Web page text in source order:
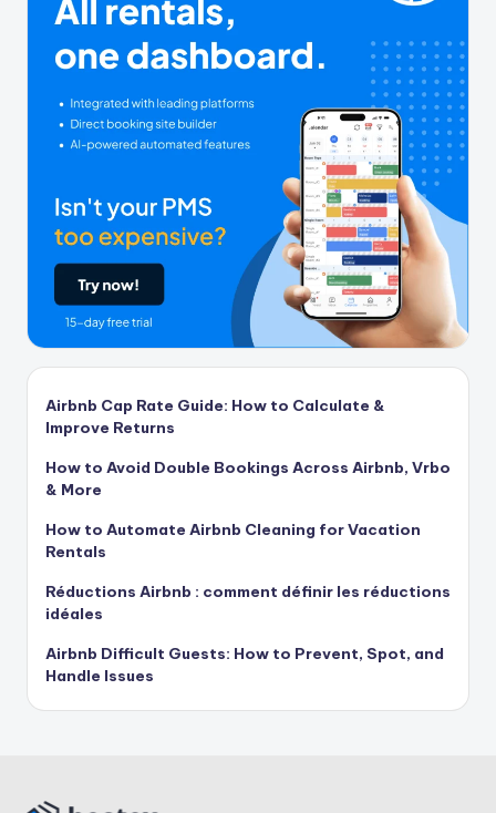
Airbnb Cap Rate Guide: How to Calculate &
Improve Returns
How to Avoid Double Bookings Across Airbnb, Vrbo
& More
How to Automate Airbnb Cleaning for Vacation
Rentals
Réductions Airbnb : comment définir les réductions
idéales
Airbnb Difficult Guests: How to Prevent, Spot, and
Handle Issues